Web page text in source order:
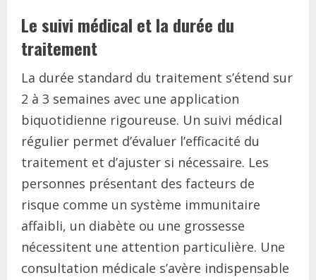
Le suivi médical et la durée du
traitement
La durée standard du traitement s’étend sur
2 à 3 semaines avec une application
biquotidienne rigoureuse. Un suivi médical
régulier permet d’évaluer l’efficacité du
traitement et d’ajuster si nécessaire. Les
personnes présentant des facteurs de
risque comme un système immunitaire
affaibli, un diabète ou une grossesse
nécessitent une attention particulière. Une
consultation médicale s’avère indispensable